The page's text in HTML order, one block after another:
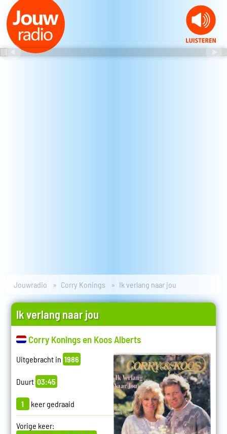
Jouwradio Corry Konings Ik verlang naar jou
Ik verlang naar jou
Corry Konings en Koos Alberts
Uitgebracht in 1986
Duurt 03:45
1 keer gedraaid
Vorige keer: